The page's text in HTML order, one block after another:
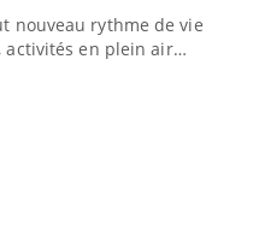
rythme de vie !
activités en plein air…